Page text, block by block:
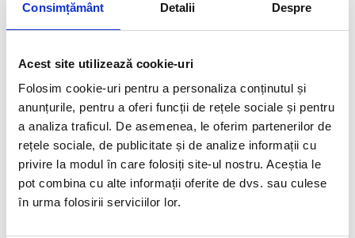
Consimțământ Detalii Despre
Acest site utilizează cookie-uri
Folosim cookie-uri pentru a personaliza conținutul și
anunțurile, pentru a oferi funcții de rețele sociale și pentru
a analiza traficul. De asemenea, le oferim partenerilor de
rețele sociale, de publicitate și de analize informații cu
privire la modul în care folosiți site-ul nostru. Aceștia le
pot combina cu alte informații oferite de dvs. sau culese
în urma folosirii serviciilor lor.
Programare de la PC cu ajutorul unui soft.
Functii soft: programare mesaje, reglare ora si data, setare
viteza mesaj, selectare / deselectare
animatii
Suplimentar: reglare intensitate luminoasa LED­uri: va setati
intensitatea luminoasa a LED­urilor